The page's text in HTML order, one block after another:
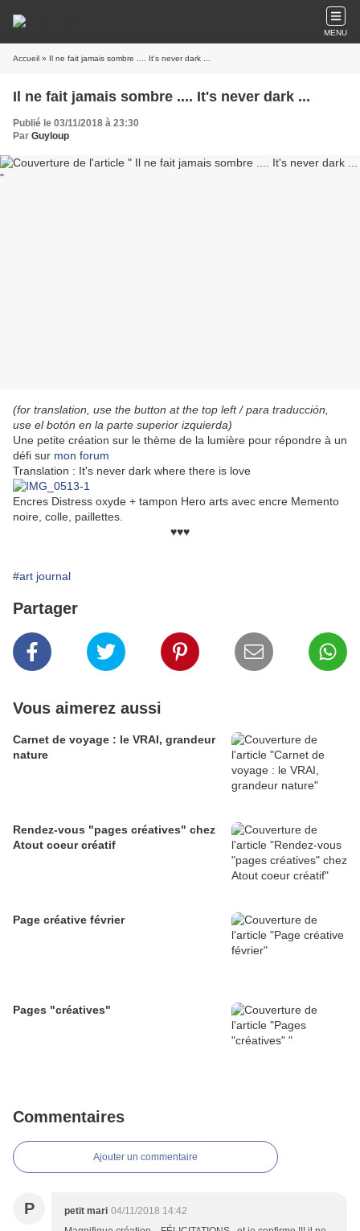
MENU
Accueil » Il ne fait jamais sombre .... It's never dark ...
Il ne fait jamais sombre .... It's never dark ...
Publié le 03/11/2018 à 23:30
Par Guyloup
(for translation, use the button at the top left / para traducción,
use el botón en la parte superior izquierda)
Une petite création sur le thème de la lumière pour répondre à un
défi sur mon forum
Translation : It's never dark where there is love
Encres Distress oxyde + tampon Hero arts avec encre Memento
noire, colle, paillettes.
♥♥♥
#art journal
Partager
Vous aimerez aussi
Carnet de voyage : le VRAI, grandeur
nature
Rendez-vous "pages créatives" chez
Atout coeur créatif
Page créative février
Pages "créatives"
Commentaires
Ajouter un commentaire
P petit mari 04/11/2018 14:42